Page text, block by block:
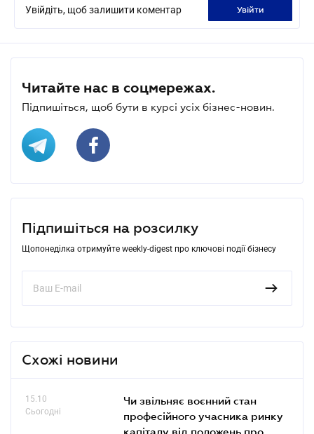
Увійдіть, щоб залишити коментар увійти
Читайте нас в соцмережах.
Підпишіться, щоб бути в курсі усіх бізнес-новин.
Підпишіться на розсилку
Щопонеділка отримуйте weekly-digest про ключові події бізнесу
Схожі новини
15.10
Сьогодні
Чи звільняє воєнний стан
професійного учасника ринку
капіталу від положень про